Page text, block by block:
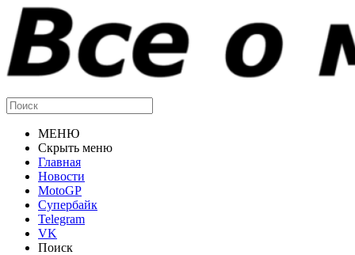
МЕНЮ
Скрыть меню
Главная
Новости
MotoGP
Супербайк
Telegram
VK
Поиск